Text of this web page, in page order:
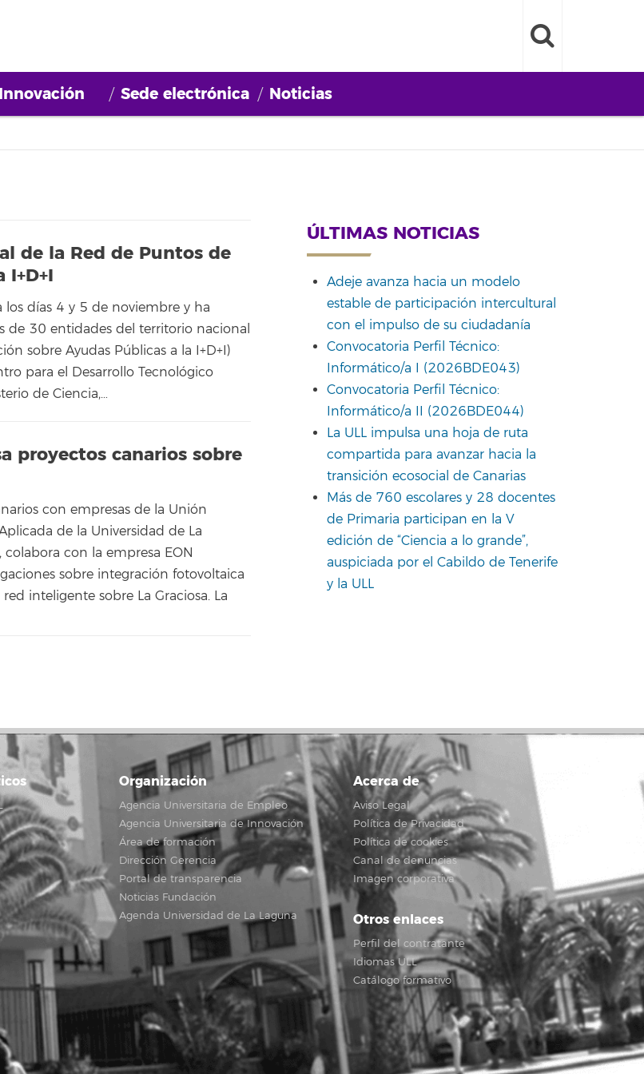
Innovación Sede electrónica Noticias
de la Red de Puntos de
los días 4 y 5 de noviembre y ha
de 30 entidades del territorio nacional
sobre Ayudas Públicas a la I+D+I)
para el Desarrollo Tecnológico
de Ciencia,…
proyectos canarios sobre
con empresas de la Unión
de la Universidad de La
colabora con la empresa EON
sobre integración fotovoltaica
inteligente sobre La Graciosa. La
ÚLTIMAS NOTICIAS
Adeje avanza hacia un modelo
estable de participación intercultural
con el impulso de su ciudadanía
Convocatoria Perfil Técnico:
Informático/a I (2026BDE043)
Convocatoria Perfil Técnico:
Informático/a II (2026BDE044)
La ULL impulsa una hoja de ruta
compartida para avanzar hacia la
transición ecosocial de Canarias
Más de 760 escolares y 28 docentes
de Primaria participan en la V
edición de “Ciencia a lo grande”,
auspiciada por el Cabildo de Tenerife
y la ULL
Organización
Agencia Universitaria de Empleo
Agencia Universitaria de Innovación
Área de formación
Dirección Gerencia
Portal de transparencia
Noticias Fundación
Agenda Universidad de La Laguna
Acerca de
Aviso Legal
Política de Privacidad
Política de cookies
Canal de denuncias
Imagen corporativa
Otros enlaces
Perfil del contratante
Idiomas ULL
Catálogo formativo